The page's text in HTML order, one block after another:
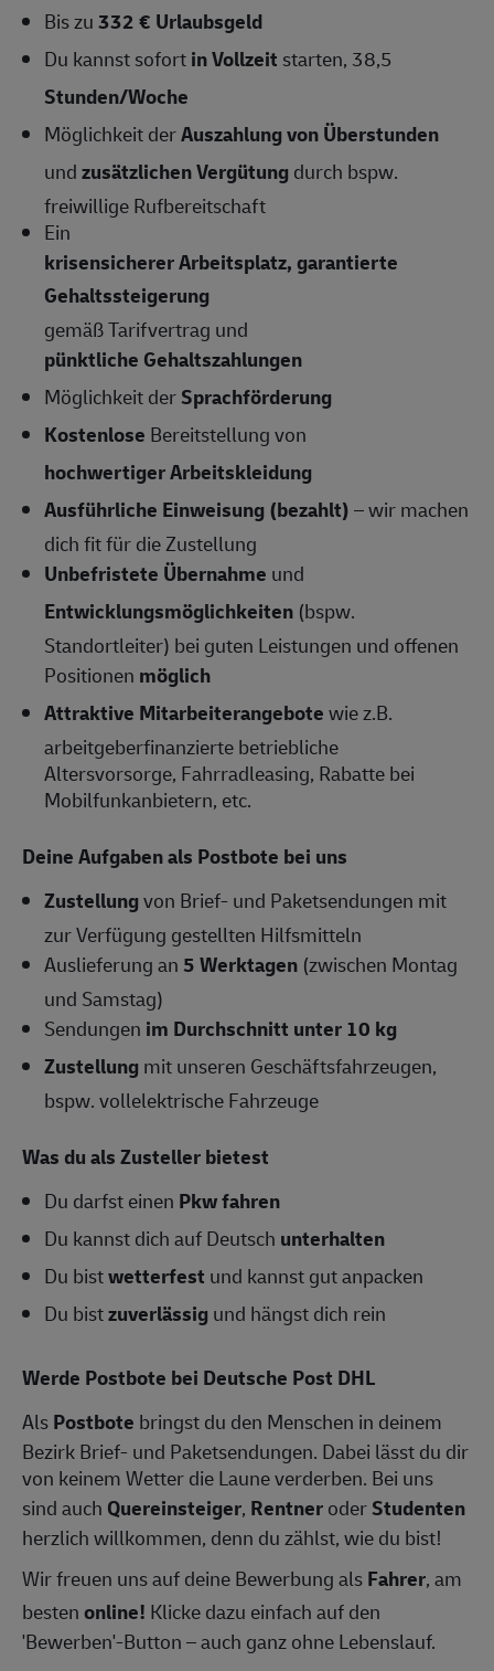
Bis zu332 € Urlaubsgeld
Du kannst sofortin Vollzeit starten, 38,5
Stunden/Woche
Möglichkeit derAuszahlung von Überstunden
undzusätzlichen Vergütungdurch bspw.
freiwillige Rufbereitschaft
Ein
krisensicherer Arbeitsplatz, garantierte
Gehaltssteigerung
gemäß Tarifvertrag und
pünktliche Gehaltszahlungen
Möglichkeit derSprachförderung
Kostenlose Bereitstellung von
hochwertiger Arbeitskleidung
Ausführliche Einweisung (bezahlt)– wir machen
dich fit für die Zustellung
Unbefristete Übernahme und
Entwicklungsmöglichkeiten (bspw.
Standortleiter) bei guten Leistungen und offenen
Positionen möglich
Attraktive Mitarbeiterangebotewie z.B.
arbeitgeberfinanzierte betriebliche
Altersvorsorge, Fahrradleasing, Rabatte bei
Mobilfunkanbietern, etc.
Deine Aufgaben als Postbote bei uns
Zustellungvon Brief- und Paketsendungen mit
zur Verfügung gestellten Hilfsmitteln
Auslieferung an5 Werktagen (zwischen Montag
und Samstag)
Sendungen im Durchschnitt unter 10 kg
Zustellungmit unseren Geschäftsfahrzeugen,
bspw. vollelektrische Fahrzeuge
Was du als Zusteller bietest
Du darfst einen Pkw fahren
Du kannst dich auf Deutsch unterhalten
Du bistwetterfest und kannst gut anpacken
Du bistzuverlässigund hängst dich rein
Werde Postbote bei Deutsche Post DHL
AlsPostbote bringst du den Menschen in deinem
Bezirk Brief- und Paketsendungen. Dabei lässt du dir
von keinem Wetter die Laune verderben. Bei uns
sind auch Quereinsteiger, RentneroderStudenten
herzlich willkommen, denn du zählst, wie du bist!
Wir freuen uns auf deine Bewerbung alsFahrer, am
bestenonline! Klicke dazu einfach auf den
'Bewerben'-Button – auch ganz ohne Lebenslauf.